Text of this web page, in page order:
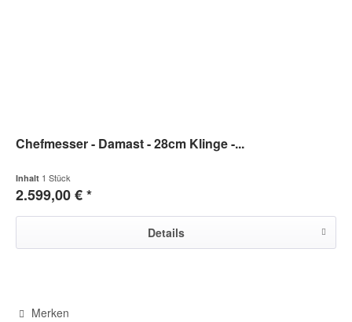
Chefmesser - Damast - 28cm Klinge -...
Inhalt 1 Stück
2.599,00 € *
Details
Merken